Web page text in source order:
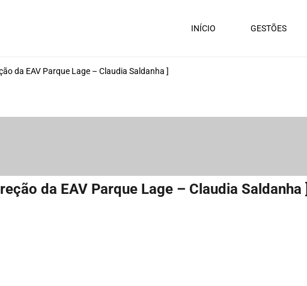
INÍCIO GESTÕES
da EAV Parque Lage – Claudia Saldanha ]
da EAV Parque Lage – Claudia Saldanha ]